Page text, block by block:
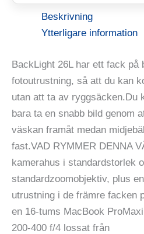
Beskrivning
Ytterligare information
BackLight 26L har ett fack på
fotoutrustning, så att du kan
utan att ta av ryggsäcken.Du
bara ta en snabb bild genom
väskan framåt medan
fast.VAD RYMMER DENNA
kamerahus i standardstorlek
standardzoomobjektiv, plus
utrustning i de främre facken
en 16-tums MacBook
200-400 f/4 lossat från